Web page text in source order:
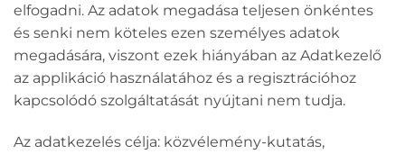
elfogadni. Az adatok megadása teljesen önkéntes
és senki nem köteles ezen személyes adatok
megadására, viszont ezek hiányában az Adatkezelő
az applikáció használatához és a regisztrációhoz
kapcsolódó szolgáltatását nyújtani nem tudja.
Az adatkezelés célja: közvélemény-kutatás,